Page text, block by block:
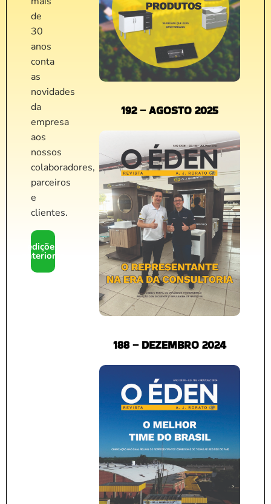
de
30
anos
conta
as
novidades
da
empresa
aos
nossos
colaboradores,
parceiros
e
clientes.
edições
anteriores
192 – AGOSTO 2025
188 – DEZEMBRO 2024